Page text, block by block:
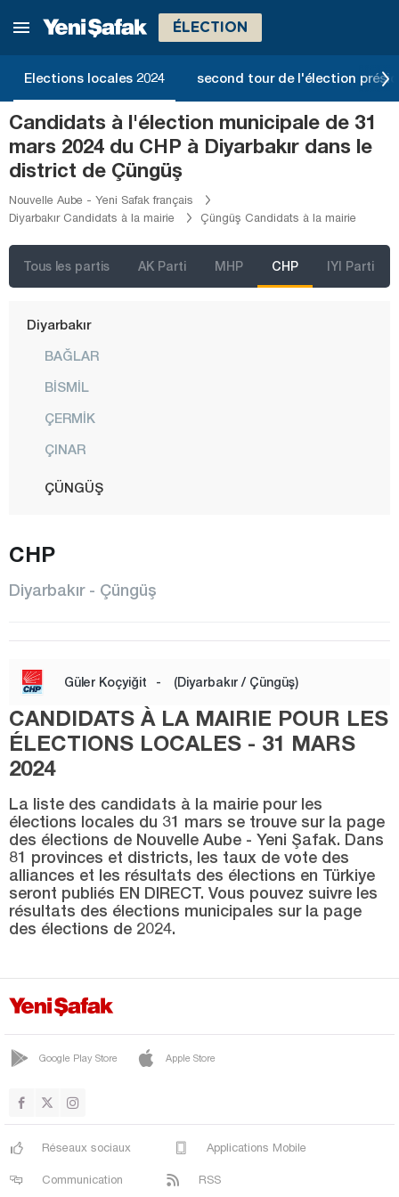
ÉLECTION
Elections locales 2024 second tour de l'élection
Candidats à l'élection municipale de 31
mars 2024 du CHP à Diyarbakır dans le
district de Çüngüş
Nouvelle Aube - Yeni Safak français
Diyarbakır Candidats à la mairie
Çüngüş Candidats à la mairie
Tous les partis AK Parti MHP CHP IYI Parti
Bingöl
Bolu
Burdur
Bursa
Çanakkale
Çankırı
Denizli
Diyarbakır
BAĞLAR
BİSMİL
ÇERMİK
ÇINAR
ÇÜNGÜŞ
EĞİL
ERGANİ
HAZRO
KAYAPINAR
KULP
LİCE
SİLVAN
SUR
YENİŞEHİR
Düzce
Edirne
Erzurum
Giresun
Gümüşhane
Hakkari
CHP
Diyarbakır - Çüngüş
Güler Koçyiğit - (Diyarbakır / Çüngüş)
CANDIDATS À LA MAIRIE POUR LES
ÉLECTIONS LOCALES - 31 MARS
2024
La liste des candidats à la mairie pour les
élections locales du 31 mars se trouve sur la page
des élections de Nouvelle Aube - Yeni Şafak. Dans
81 provinces et districts, les taux de vote des
alliances et les résultats des élections en Türkiye
seront publiés EN DIRECT. Vous pouvez suivre les
résultats des élections municipales sur la page
des élections de 2024.
Google Play Store Apple Store
Réseaux sociaux Applications Mobile
Communication RSS